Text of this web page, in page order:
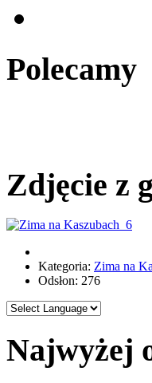
Polecamy
Zdjęcie z
Kategoria: Zima na
Odsłon: 276
Najwyżej